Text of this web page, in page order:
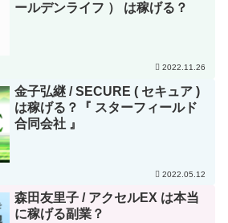
ールデンライフ ） は稼げる？
2022.11.26
金子弘継 / SECURE ( セキュア )
は稼げる？『 スターフィールド
合同会社 』
2022.05.12
森田友里子 / アクセルEX は本当
に稼げる副業？